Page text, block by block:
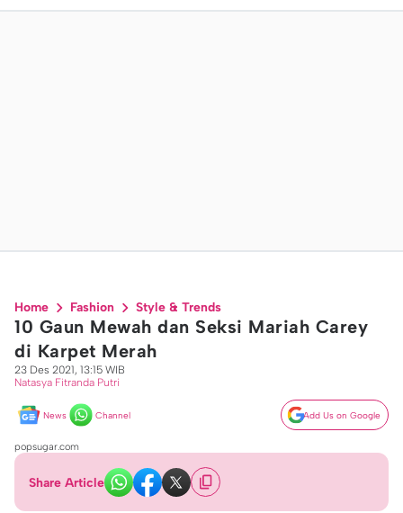
Home Fashion Style & Trends
10 Gaun Mewah dan Seksi Mariah Carey
di Karpet Merah
23 Des 2021, 13:15 WIB
Natasya Fitranda Putri
News Channel Add Us on Google
popsugar.com
Share Article